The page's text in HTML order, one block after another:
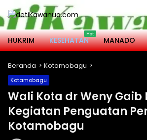
Langsung
ke
konten
HUKRIM
KESEHATAN MANADO
Beranda Kotamobagu
Kotamobagu
Wali Kota dr Weny Gaib
Kegiatan Penguatan
Kotamobagu